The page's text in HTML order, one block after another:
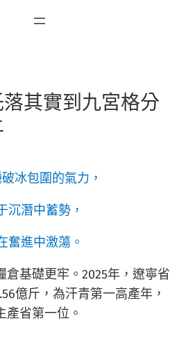
其實到九宮格分
冰包圍的氣力，
沉潛中蓄勢，
奮進中激蕩。
倉基礎更牢。2025年，遼寧省
億斤，為汗青第一高產年，
產省第一位。